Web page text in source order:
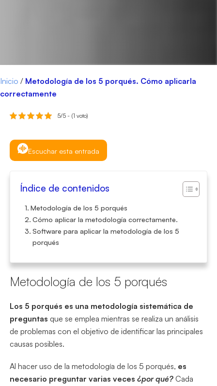
Inicio / Metodología de los 5 porqués. Cómo aplicarla
correctamente
5/5 - (1 voto)
Escuchar esta entrada
Índice de contenidos
Metodología de los 5 porqués
Cómo aplicar la metodología correctamente.
Software para aplicar la metodología de los 5
porqués
Metodología de los 5 porqués
Los 5 porqués es una metodología sistemática de
preguntas que se emplea mientras se realiza un análisis
de problemas con el objetivo de identificar las principales
causas posibles.
Al hacer uso de la metodología de los 5 porqués, es
necesario preguntar varias veces ¿por qué? Cada